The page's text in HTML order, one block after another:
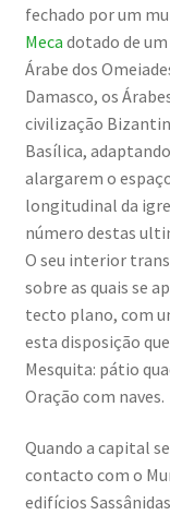
fechado por um
Meca dotado de
Árabe dos
Damasco, os
civilização
Basílica,
alargarem o
longitudinal da
número destas
O seu interior
sobre as quais se
tecto plano, com
esta disposição
Mesquita: pátio
Oração com naves.
Quando a capital
contacto com o
edifícios